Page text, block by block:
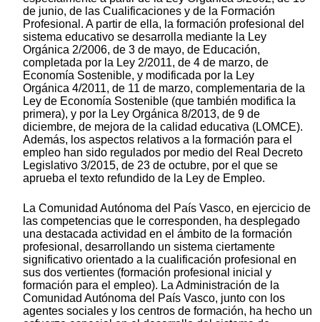
de junio, de las Cualificaciones y de la Formación
Profesional. A partir de ella, la formación profesional del
sistema educativo se desarrolla mediante la Ley
Orgánica 2/2006, de 3 de mayo, de Educación,
completada por la Ley 2/2011, de 4 de marzo, de
Economía Sostenible, y modificada por la Ley
Orgánica 4/2011, de 11 de marzo, complementaria de la
Ley de Economía Sostenible (que también modifica la
primera), y por la Ley Orgánica 8/2013, de 9 de
diciembre, de mejora de la calidad educativa (LOMCE).
Además, los aspectos relativos a la formación para el
empleo han sido regulados por medio del Real Decreto
Legislativo 3/2015, de 23 de octubre, por el que se
aprueba el texto refundido de la Ley de Empleo.
La Comunidad Autónoma del País Vasco, en ejercicio de
las competencias que le corresponden, ha desplegado
una destacada actividad en el ámbito de la formación
profesional, desarrollando un sistema ciertamente
significativo orientado a la cualificación profesional en
sus dos vertientes (formación profesional inicial y
formación para el empleo). La Administración de la
Comunidad Autónoma del País Vasco, junto con los
agentes sociales y los centros de formación, ha hecho un